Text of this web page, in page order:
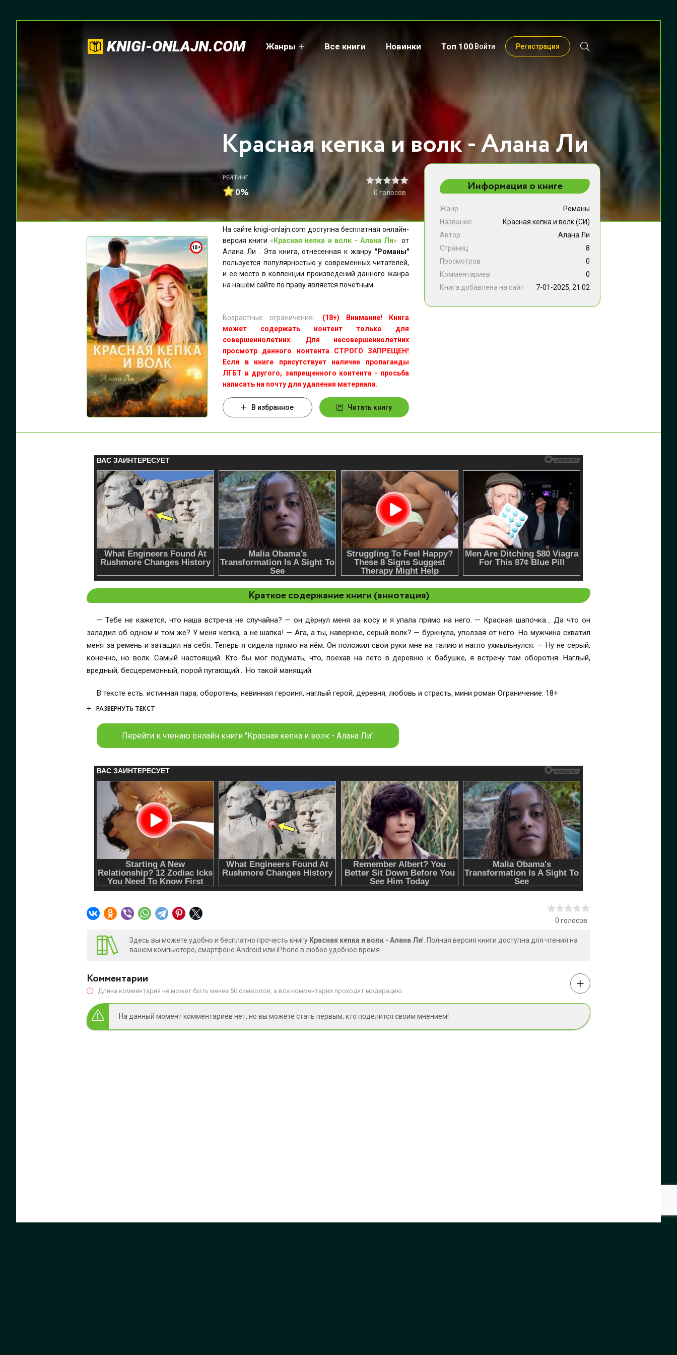
KNIGI-ONLAJN.COM Жанры Все книги Новинки Топ 100 Войти Регистрация
Красная кепка и волк - Алана Ли
РЕЙТИНГ
0% 0 голосов
На сайте knigi-onlajn.com доступна бесплатная онлайн-
версия книги « Красная кепка и волк - Алана Ли»
от
Алана Ли . Эта книга, отнесенная к жанру "Романы"
пользуется популярностью у современных читателей,
и ее место в коллекции произведений данного жанра
на нашем сайте по праву является почетным.
Возрастные ограничения:
(18+) Внимание! Книга
может содержать контент только для
совершеннолетних. Для несовершеннолетних
просмотр данного контента СТРОГО ЗАПРЕЩЕН!
Если в книге присутствует наличие пропаганды
ЛГБТ и другого, запрещенного контента - просьба
написать на почту для удаления материала.
В избранное Читать книгу
Информация о книге
Жанр
Романы
Название
Красная кепка и волк (СИ)
Автор
Алана Ли
Страниц
8
Просмотров
0
Комментариев
0
Книга добавлена на сайт
7-01-2025, 21:02
Краткое содержание книги (аннотация)
— Тебе не кажется, что наша встреча не случайна? — он дёрнул меня за косу и я упала прямо на него. — Красная шапочка… Да что он
заладил об одном и том же? У меня кепка, а не шапка! — Ага, а ты, наверное, серый волк? — буркнула, уползая от него. Но мужчина схватил
меня за ремень и затащил на себя. Теперь я сидела прямо на нём. Он положил свои руки мне на талию и нагло ухмыльнулся. — Ну не серый,
конечно, но волк. Самый настоящий. Кто бы мог подумать, что, поехав на лето в деревню к бабушке, я встречу там оборотня. Наглый,
вредный, бесцеремонный, порой пугающий… Но такой манящий.
В тексте есть: истинная пара, оборотень, невинная героиня, наглый герой, деревня, любовь и страсть, мини роман Ограничение: 18+
РАЗВЕРНУТЬ ТЕКСТ
Перейти к чтению онлайн книги "Красная кепка и волк - Алана Ли"
0 голосов
Здесь вы можете удобно и бесплатно прочесть книгу Красная кепка и волк - Алана Ли!. Полная версия книги доступна для чтения на
вашем компьютере, смартфоне Android или iPhone в любое удобное время.
Комментарии
Длина комментария не может быть менее 50 символов, а все комментарии проходят модерацию.
На данный момент комментариев нет, но вы можете стать первым, кто поделится своим мнением!